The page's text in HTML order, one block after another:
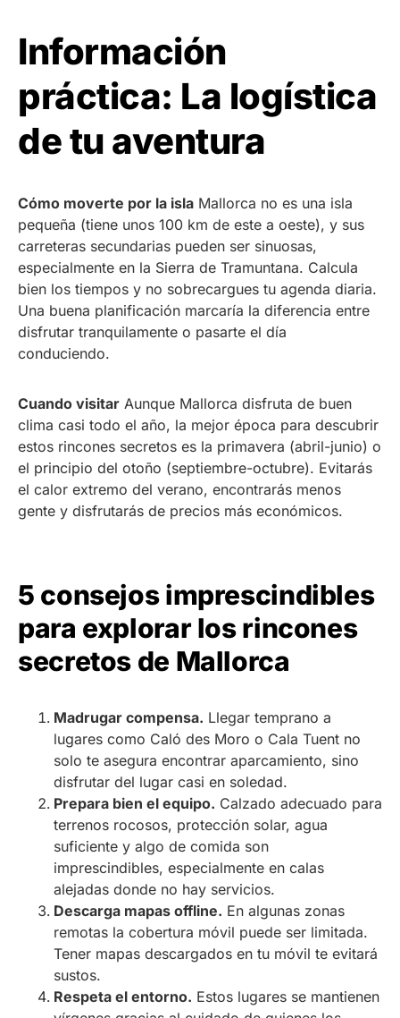
Información
práctica: La logística
de tu aventura
Cómo moverte por la isla Mallorca no es una isla
pequeña (tiene unos 100 km de este a oeste), y sus
carreteras secundarias pueden ser sinuosas,
especialmente en la Sierra de Tramuntana. Calcula
bien los tiempos y no sobrecargues tu agenda diaria.
Una buena planificación marcaría la diferencia entre
disfrutar tranquilamente o pasarte el día
conduciendo.
Cuando visitar Aunque Mallorca disfruta de buen
clima casi todo el año, la mejor época para descubrir
estos rincones secretos es la primavera (abril-junio) o
el principio del otoño (septiembre-octubre). Evitarás
el calor extremo del verano, encontrarás menos
gente y disfrutarás de precios más económicos.
5 consejos imprescindibles
para explorar los rincones
secretos de Mallorca
Madrugar compensa. Llegar temprano a
lugares como Caló des Moro o Cala Tuent no
solo te asegura encontrar aparcamiento, sino
disfrutar del lugar casi en soledad.
Prepara bien el equipo. Calzado adecuado para
terrenos rocosos, protección solar, agua
suficiente y algo de comida son
imprescindibles, especialmente en calas
alejadas donde no hay servicios.
Descarga mapas offline. En algunas zonas
remotas la cobertura móvil puede ser limitada.
Tener mapas descargados en tu móvil te evitará
sustos.
Respeta el entorno. Estos lugares se mantienen